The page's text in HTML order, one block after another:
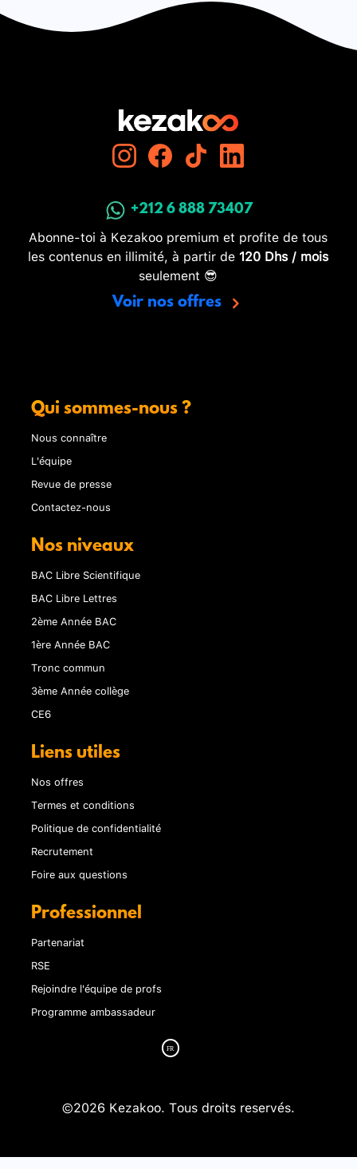
+212 6 888 73407
Abonne-toi à Kezakoo premium et profite de tous
les contenus en illimité, à partir de 120 Dhs / mois
seulement 😎
Voir nos offres
Qui sommes-nous ?
Nous connaître
L'équipe
Revue de presse
Contactez-nous
Nos niveaux
BAC Libre Scientifique
BAC Libre Lettres
2ème Année BAC
1ère Année BAC
Tronc commun
3ème Année collège
CE6
Liens utiles
Nos offres
Termes et conditions
Politique de confidentialité
Recrutement
Foire aux questions
Professionnel
Partenariat
RSE
Rejoindre l'équipe de profs
Programme ambassadeur
©2026 Kezakoo. Tous droits reservés.